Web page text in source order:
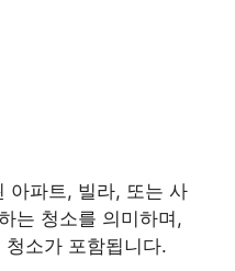
아파트, 빌라, 또는 사
는 청소를 의미하며,
소가 포함됩니다.